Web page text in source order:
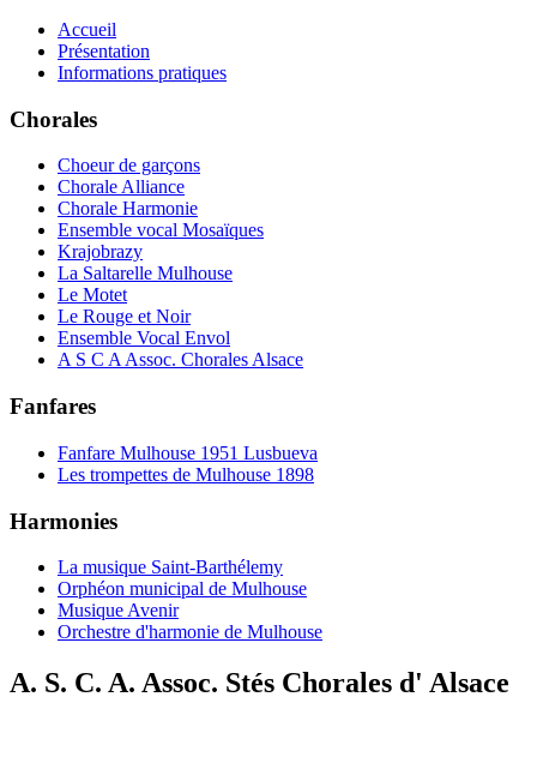
Accueil
Présentation
Informations pratiques
Chorales
Choeur de garçons
Chorale Alliance
Chorale Harmonie
Ensemble vocal Mosaïques
Krajobrazy
La Saltarelle Mulhouse
Le Motet
Le Rouge et Noir
Ensemble Vocal Envol
A S C A Assoc. Chorales Alsace
Fanfares
Fanfare Mulhouse 1951 Lusbueva
Les trompettes de Mulhouse 1898
Harmonies
La musique Saint-Barthélemy
Orphéon municipal de Mulhouse
Musique Avenir
Orchestre d'harmonie de Mulhouse
A. S. C. A. Assoc. Stés Chorales d' Alsace